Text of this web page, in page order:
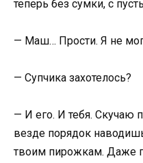
теперь без сумки, с
— Маш… Прости. Я не
— Супчика захотелось?
— И его. И тебя. Скучаю
везде порядок
твоим пирожкам. Даже